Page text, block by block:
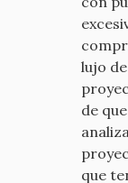
lujo
de
que